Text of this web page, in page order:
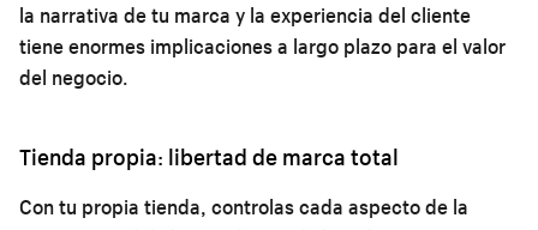
la narrativa de tu marca y la experiencia del cliente
tiene enormes implicaciones a largo plazo para el valor
del negocio.
Tienda propia: libertad de marca total
Con tu propia tienda, controlas cada aspecto de la